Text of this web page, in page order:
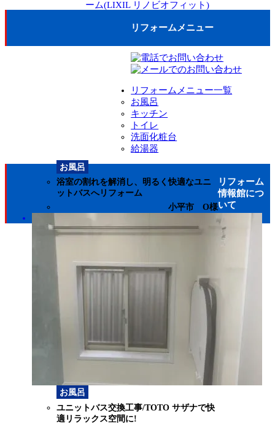
お風呂
浴室の割れを解消し、明るく快適なユニ
ットバスへリフォーム
小平市 O様
お風呂
ユニットバス交換工事/TOTO サザナで快
適リラックス空間に!
リフォームメニュー
リフォームメニュー一覧
お風呂
キッチン
トイレ
洗面化粧台
給湯器
リフォーム
情報館につ
いて
選ばれる理由
アクセスマップ
代表挨拶
プライバシーポリシー